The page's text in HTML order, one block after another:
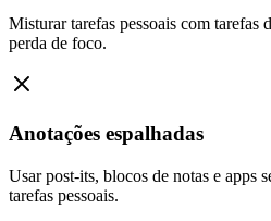
Misturar tarefas pessoais com tarefas
perda de foco.
Anotações espalhadas
Usar post-its, blocos de notas e apps
tarefas pessoais.